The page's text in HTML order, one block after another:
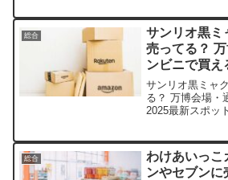
温かくなります
リスマスリース
総合
サンリオ黒ミ
売ってる？
ンビニで買え
トまとめ
サンリオ黒ミャ
る？ 万博会場・
2025最新スポッ
事では、黒ミャ
扱店や平均価格、
総合
わけあいっこ
ンやセブンに